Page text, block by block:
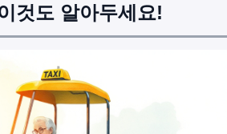
것도 알아두세요!